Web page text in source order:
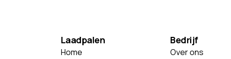
Laadpalen
Home
Bedrijf
Over ons